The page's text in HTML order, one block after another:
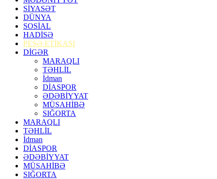
SİYASƏT
DÜNYA
SOSİAL
HADİSƏ
PEŞƏ ETİKASI
DİGƏR
MARAQLI
TƏHLİL
İdman
DİASPOR
ƏDƏBİYYAT
MÜSAHİBƏ
SIĞORTA
MARAQLI
TƏHLİL
İdman
DİASPOR
ƏDƏBİYYAT
MÜSAHİBƏ
SIĞORTA